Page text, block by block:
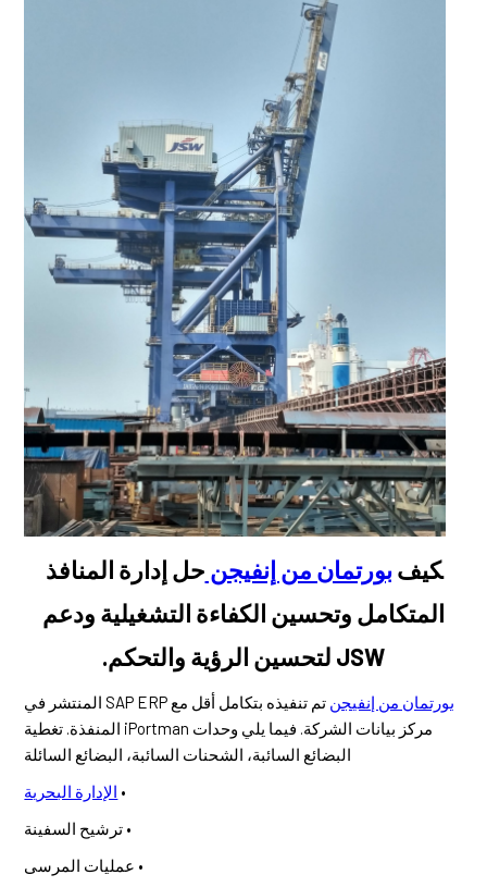
كيفبورتمان من إنفيجن حل إدارة المنافذ
المتكامل وتحسين الكفاءة التشغيلية ودعم
JSW لتحسين الرؤية والتحكم.
بورتمان من إنفيجن
تم تنفيذه بتكامل أقل مع SAP ERP المنتشر في
مركز بيانات الشركة. فيما يلي وحدات iPortman المنفذة. تغطية
البضائع السائبة، الشحنات السائبة، البضائع السائلة
• الإدارة البحرية
• ترشيح السفينة
• عمليات المرسى